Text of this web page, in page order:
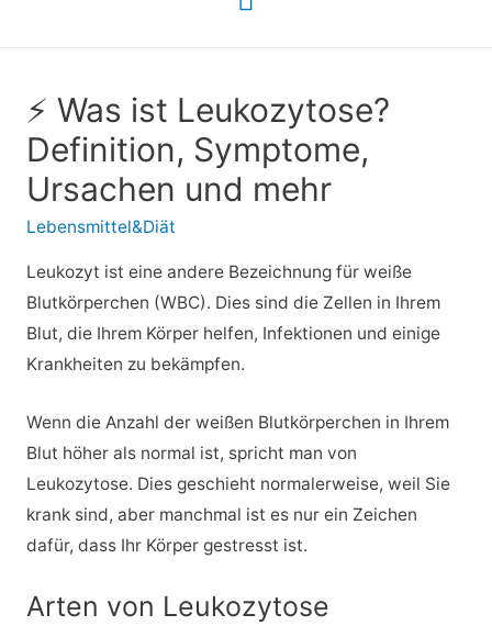
⚡ Was ist Leukozytose?
Definition, Symptome,
Ursachen und mehr
Lebensmittel&Diät
Leukozyt ist eine andere Bezeichnung für weiße
Blutkörperchen (WBC). Dies sind die Zellen in Ihrem
Blut, die Ihrem Körper helfen, Infektionen und einige
Krankheiten zu bekämpfen.
Wenn die Anzahl der weißen Blutkörperchen in Ihrem
Blut höher als normal ist, spricht man von
Leukozytose. Dies geschieht normalerweise, weil Sie
krank sind, aber manchmal ist es nur ein Zeichen
dafür, dass Ihr Körper gestresst ist.
Arten von Leukozytose